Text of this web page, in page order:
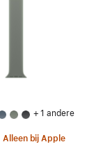
+ 1 andere
Alleen bij Apple